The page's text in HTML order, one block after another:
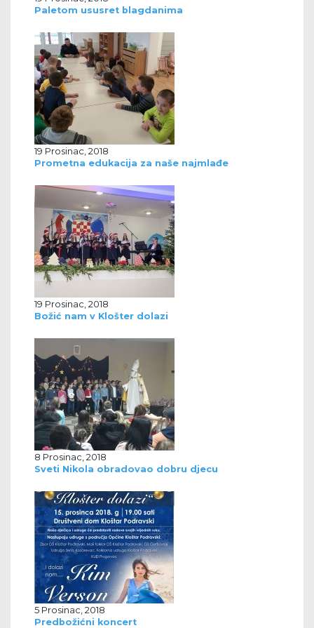
Paletom ususret blagdanima
19 Prosinac, 2018
Prometna edukacija za naše najmlađe
19 Prosinac, 2018
Božić nam v Klošter dolazi
8 Prosinac, 2018
Sveti Nikola obradovao dobru djecu
5 Prosinac, 2018
Predbožićni koncert